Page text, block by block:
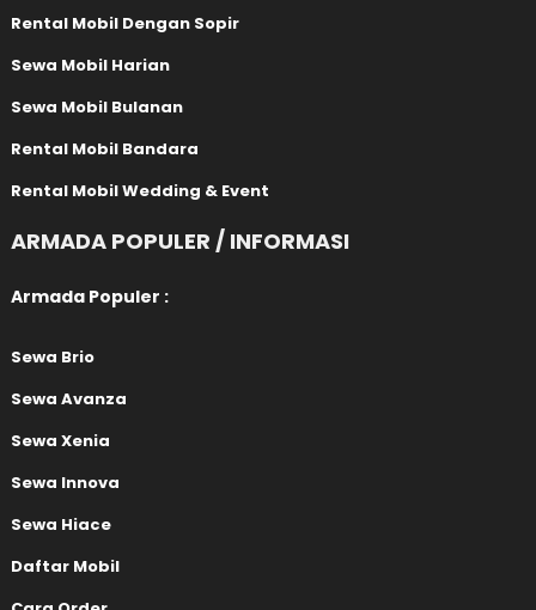
Rental Mobil Dengan Sopir
Sewa Mobil Harian
Sewa Mobil Bulanan
Rental Mobil Bandara
Rental Mobil Wedding & Event
ARMADA POPULER / INFORMASI
Armada Populer :
Sewa Brio
Sewa Avanza
Sewa Xenia
Sewa Innova
Sewa Hiace
Daftar Mobil